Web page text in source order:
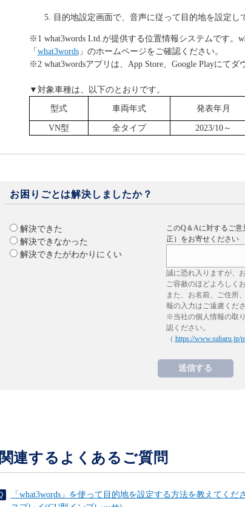
目的地設定画面で、音声に従って目的地を設定し
※1 what3words Ltd.が提供する位置情報システムです。
「 what3words」のホームページをご確認ください。
※2 what3wordsアプリは、App Store、Google Playにてダ
▼対象車種は、以下のとおりです。
型式 車両年式 発表年月
VN型 全タイプ 2023/10～
お困りごとは解決しましたか？
解決できた
解決できなかった
解決できたがわかりにくい
このQ＆Aに対するご
正）をお寄せください
誠に恐れ入りますが、
ご容赦のほどよろしく
また、お名前、ご住所
報の入力はご遠慮くださ
※当社の個人情報の取
認ください。
（ https://www.subaru.jp/
関連するよくあるご質問
「what3words」を使って目的地を設定する方法を教えてく